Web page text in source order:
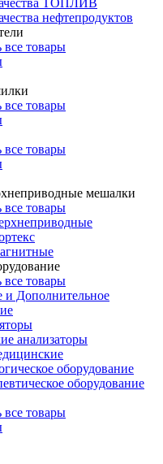
ТОПЛИВ
нефтепродуктов
все товары
все товары
все товары
мешалки
все товары
все товары
и Дополнительное
анализаторы
оборудование
оборудование
все товары